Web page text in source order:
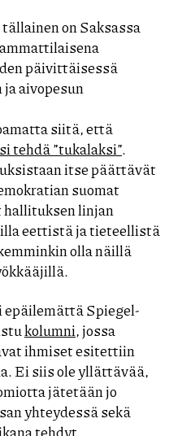
on Saksassa
päivittäisessä
aivopesun
siitä, että
tehdä ”tukalaksi”.
itse päättävät
suomat
hallituksen linjan
eettistä ja tieteellistä
olla näillä
Spiegel-
kolumni, jossa
ihmiset esitettiin
Ei siis ole yllättävää,
jätetään jo
yhteydessä sekä
tehdyt